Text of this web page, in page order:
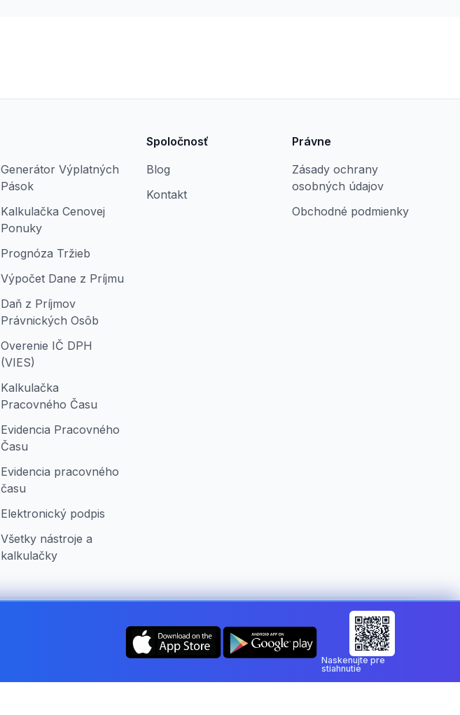
Generátor Výplatných
Pások
Kalkulačka Cenovej
Ponuky
Prognóza Tržieb
Výpočet Dane z Príjmu
Daň z Príjmov
Právnických Osôb
Overenie IČ DPH
(VIES)
Kalkulačka
Pracovného Času
Evidencia Pracovného
Času
Evidencia pracovného
času
Elektronický podpis
Všetky nástroje a
kalkulačky
Spoločnosť
Blog
Kontakt
Právne
Zásady ochrany
osobných údajov
Obchodné podmienky
Zmeniť krajinu:
Naskenujte pre
stiahnutie